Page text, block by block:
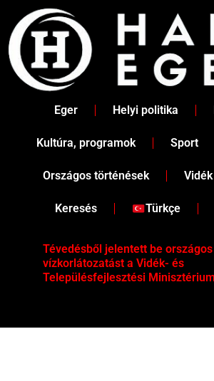
content
Eger Helyi politika
Kultúra, programok Sport
Országos történések Vidék
Keresés Türkçe
Tévedésből jelentett be országos
vízkorlátozatást a Vidék- és
Településfejlesztési Minisztérium